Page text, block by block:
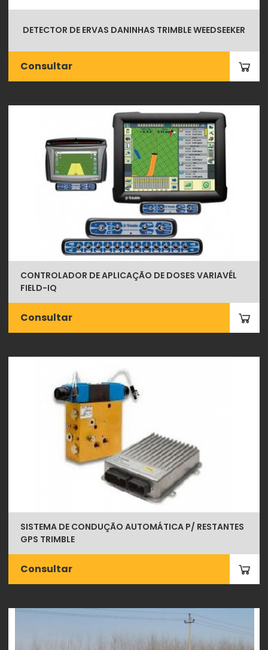
DETECTOR DE ERVAS DANINHAS TRIMBLE WEEDSEEKER
Consultar
CONTROLADOR DE APLICAÇÃO DE DOSES VARIAVÉL
FIELD-IQ
Consultar
SISTEMA DE CONDUÇÃO AUTOMÁTICA P/ RESTANTES
GPS TRIMBLE
Consultar